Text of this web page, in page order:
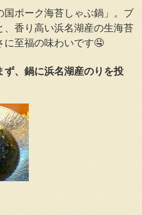
国ポーク海苔しゃぶ鍋」。ブ
、香り高い浜名湖産の生海苔
に至福の味わいです🤤
ず、鍋に浜名湖産のりを投